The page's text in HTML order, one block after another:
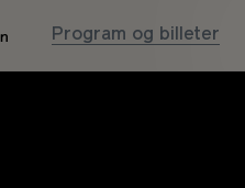
Program og billeter